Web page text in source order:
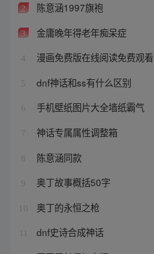
2 陈意涵1997旗袍
3 金庸晚年得老年痴呆症
4 漫画免费版在线阅读免费观看
5 dnf神话和ss有什么区别
6 手机壁纸图片大全墙纸霸气
7 神话专属属性调整箱
8 陈意涵同款
9 奥丁故事概括50字
10 奥丁的永恒之枪
dnf史诗合成神话